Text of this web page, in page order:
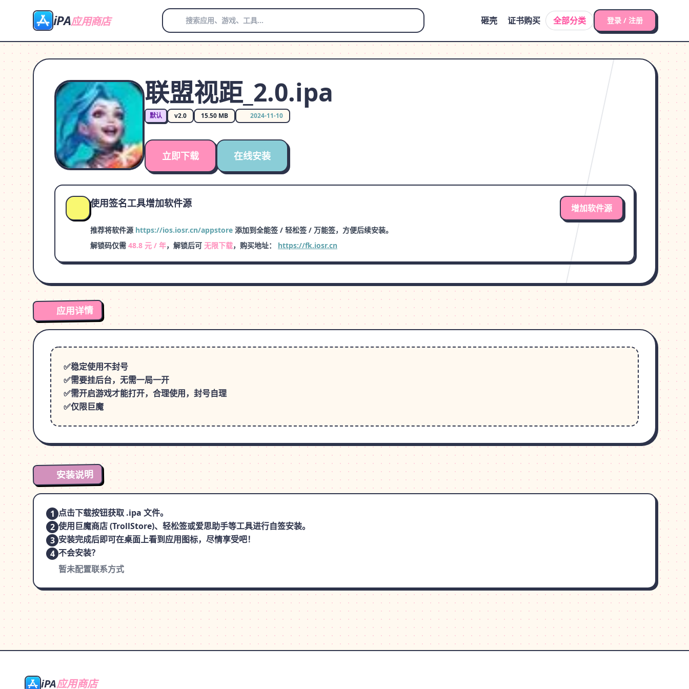
iPA应用商店 砸壳 证书购买 全部分类 登录 / 注册
联盟视距_2.0.ipa
默认 v2.0 15.50 MB 2024-11-10
立即下载 在线安装
使用签名工具增加软件源 增加软件源
推荐将软件源 https://ios.iosr.cn/appstore 添加到全能签 / 轻松签 / 万能签，方便后续安装。
解锁码仅需 48.8 元 / 年，解锁后可 无限下载，购买地址： https://fk.iosr.cn
应用详情
✅稳定使用不封号
✅需要挂后台，无需一局一开
✅需开启游戏才能打开，合理使用，封号自理
✅仅限巨魔
安装说明
1 点击下载按钮获取 .ipa 文件。
2 使用巨魔商店 (TrollStore)、轻松签或爱思助手等工具进行自签安装。
3 安装完成后即可在桌面上看到应用图标，尽情享受吧！
4 不会安装？
暂未配置联系方式
iPA应用商店